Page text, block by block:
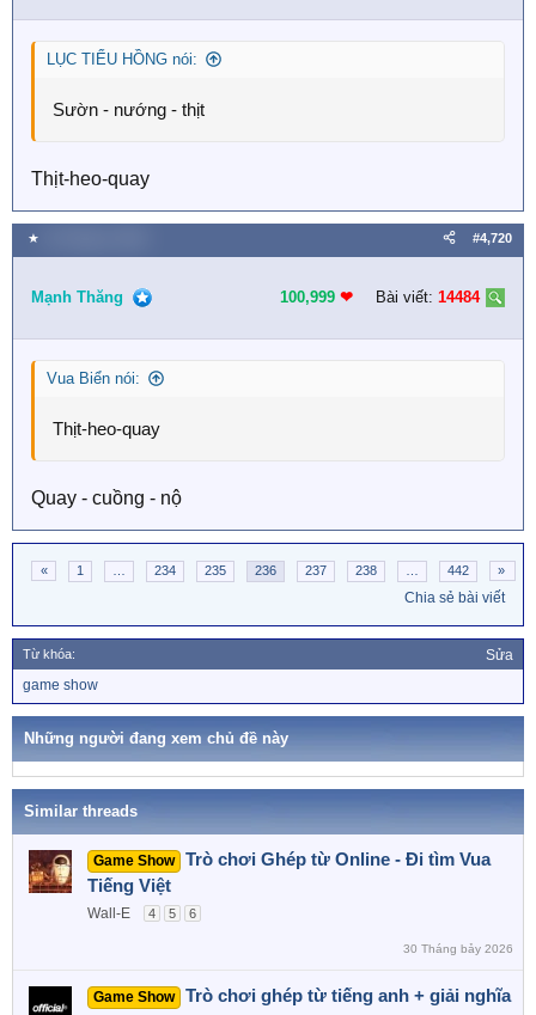
LỤC TIỂU HỒNG nói:
Sườn - nướng - thịt
Thịt-heo-quay
★ #4,720
Mạnh Thăng 100,999 ❤︎ Bài viết: 14484
Vua Biển nói:
Thịt-heo-quay
Quay - cuồng - nộ
« 1 234 235 236 237 238 442 »
Chia sẻ bài viết
Từ khóa: Sửa
ừ
k
game show
Những người đang xem chủ đề này
Similar threads
Game Show
Trò chơi Ghép từ Online - Đi tìm Vua
Tiếng Việt
Wall-E 4 5 6
30 Tháng bảy 2026
Game Show Trò chơi ghép từ tiếng anh + giải nghĩa